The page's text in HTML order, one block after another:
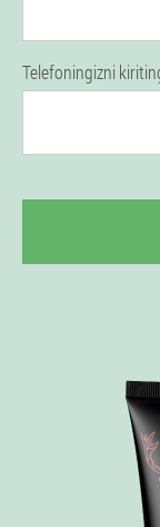
Telefoningizni